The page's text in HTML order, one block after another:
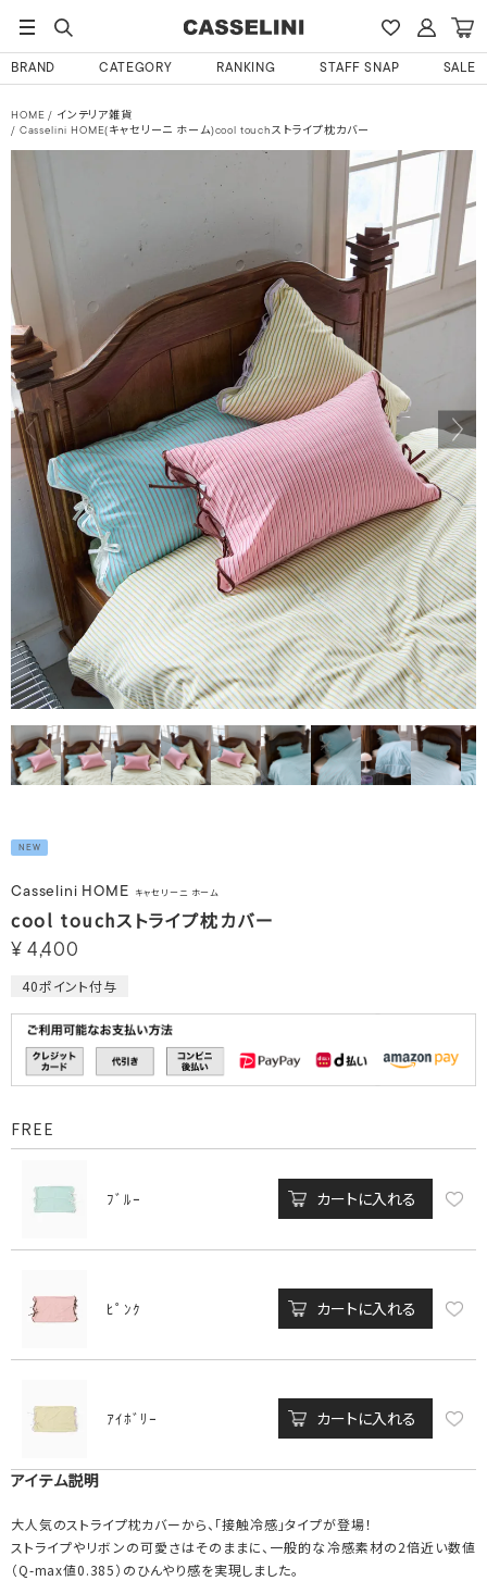
BRAND CATEGORY RANKING STAFF SNAP SALE
HOME
インテリア雑貨
Casselini HOME(キャセリーニ ホーム)cool touchストライプ枕カバー
NEW
Casselini HOME キャセリーニ ホーム
cool touchストライプ枕カバー
¥ 4,400
40ポイント付与
FREE
ﾌﾞﾙｰ カートに入れる
ﾋﾟﾝｸ カートに入れる
ｱｲﾎﾞﾘｰ カートに入れる
アイテム説明
大人気のストライプ枕カバーから、「接触冷感」タイプが登場！
ストライプやリボンの可愛さはそのままに、一般的な冷感素材の2倍近い数値
（Q-max値0.385）のひんやり感を実現しました。